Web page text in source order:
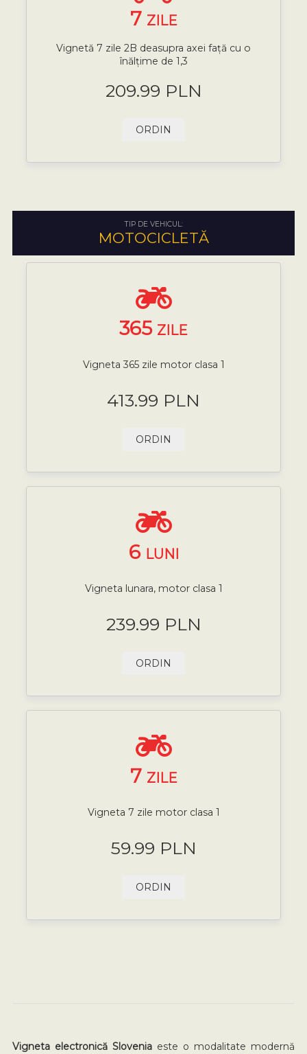
7 ZILE
Vignetă 7 zile 2B deasupra axei față cu o
înălțime de 1,3
209.99 PLN
ORDIN
TIP DE VEHICUL:
MOTOCICLETĂ
365 ZILE
Vigneta 365 zile motor clasa 1
413.99 PLN
ORDIN
6 LUNI
Vigneta lunara, motor clasa 1
239.99 PLN
ORDIN
7 ZILE
Vigneta 7 zile motor clasa 1
59.99 PLN
ORDIN
Vigneta electronică Slovenia este o modalitate modernă